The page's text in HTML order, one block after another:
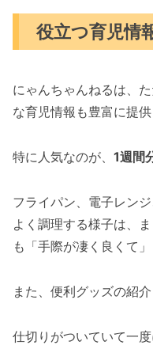
役立つ育児情
にゃんちゃんねるは、
な育児情報も豊富に提供
特に人気なのが、 1週間
フライパン、電子レン
よく調理する様子は、
も「手際が凄く良くて
また、便利グッズの紹介
仕切りがついていて一